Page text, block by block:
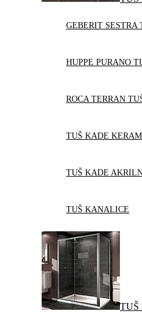
GEBERIT SESTRA
HUPPE PURANO
ROCA TERRAN
TUŠ KADE
TUŠ KADE
TUŠ KANALICE
TUŠ